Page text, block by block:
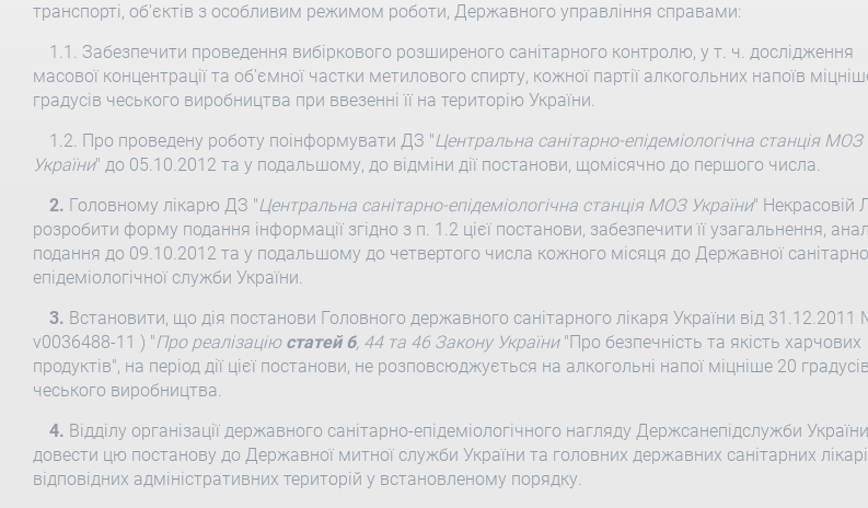
транспорті, об'єктів з особливим режимом роботи, Державного управління справами:
1.1. Забезпечити проведення вибіркового розширеного санітарного контролю, у т. ч. дослідження
масової концентрації та об'ємної частки метилового спирту, кожної партії алкогольних напоїв
градусів чеського виробництва при ввезенні її на територію України.
1.2. Про проведену роботу поінформувати ДЗ "Центральна санітарно-епідеміологічна станція МОЗ
України" до 05.10.2012 та у подальшому, до відміни дії постанови, щомісячно до першого числа.
2. Головному лікарю ДЗ "Центральна санітарно-епідеміологічна станція МОЗ України" Некрасовій
розробити форму подання інформації згідно з п. 1.2 цієї постанови, забезпечити її узагальнення,
подання до 09.10.2012 та у подальшому до четвертого числа кожного місяця до Державної
епідеміологічної служби України.
3. Встановити, що дія постанови Головного державного санітарного лікаря України від
v0036488-11 ) "Про реалізацію статей 6, 44 та 46 Закону України "Про безпечність та якість харчових
продуктів", на період дії цієї постанови, не розповсюджується на алкогольні напої міцніше 20 градусів
чеського виробництва.
4. Відділу організації державного санітарно-епідеміологічного нагляду Держсанепідслужби України
довести цю постанову до Державної митної служби України та головних державних санітарних
відповідних адміністративних територій у встановленому порядку.